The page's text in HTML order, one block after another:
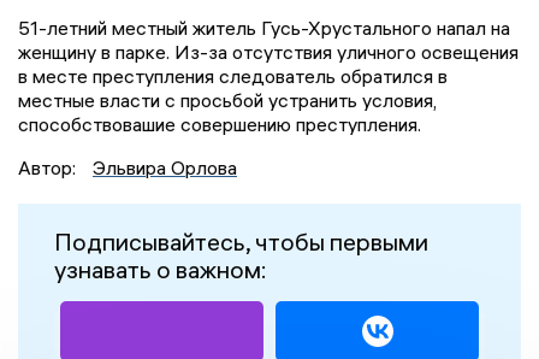
51-летний местный житель Гусь-Хрустального напал на
женщину в парке. Из-за отсутствия уличного освещения
в месте преступления следователь обратился в
местные власти с просьбой устранить условия,
способствовашие совершению преступления.
Автор:
Эльвира Орлова
Подписывайтесь, чтобы первыми
узнавать о важном: